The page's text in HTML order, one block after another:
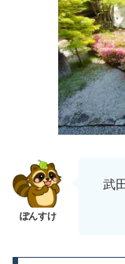
武